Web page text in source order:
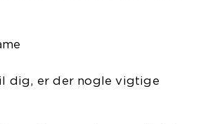
dig, er der nogle vigtige